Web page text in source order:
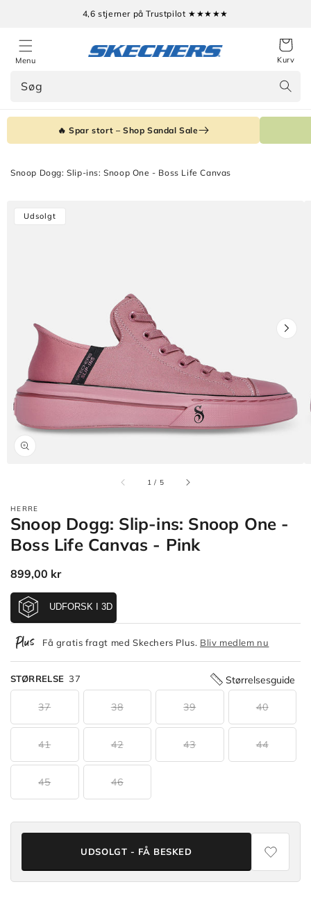
4,6 stjerner på Trustpilot ★★★★★
Menu
Søg
Kurv
🔥 Spar stort – Shop Sandal Sale
Snoop Dogg: Slip-ins: Snoop One - Boss Life Canvas
Udsolgt
Åbn
mediet
1
gallerivisning
1 / af
5
HERRE
Snoop Dogg: Slip-ins: Snoop One -
Boss Life Canvas - Pink
Normalpris
899,00 kr
Få gratis fragt med Skechers Plus. Bliv medlem nu
STØRRELSE 37 Størrelsesguide
37 38 39 40
41 42 43 44
45 46
UDSOLGT - FÅ BESKED